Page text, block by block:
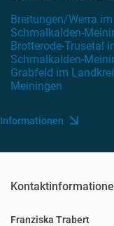
Breitungen/Werra
Schmalkalden-
Brotterode-Trusetal
Schmalkalden-
Grabfeld im
Meiningen
Informationen
Franziska Trabert